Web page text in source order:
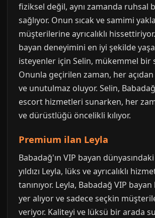
fiziksel değil, aynı zamanda ruhsal
sağlıyor. Onun sıcak ve samimi
müşterilerine ayrıcalıklı
bayan deneyimini en iyi şekilde
isteyenler için Selin, mükemmel bir
Onunla geçirilen zaman, her
ve unutulmaz oluyor. Selin,
escort hizmetleri sunarken, her
ve dürüstlüğü öncelikli kılıyor.
Premium ilan Leyla
Babadağ'ın VIP bayan
yıldızı Leyla, lüks ve ayrıcalıklı
tanınıyor. Leyla, Babadağ VIP
yer alıyor ve sadece seçkin
veriyor. Kaliteyi ve lüksü bir arada